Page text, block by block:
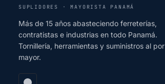
SUPLIDORES · MAYORISTA PANAMÁ
Más de 15 años abasteciendo ferreterías,
contratistas e industrias en todo Panamá.
Tornillería, herramientas y suministros al por
mayor.